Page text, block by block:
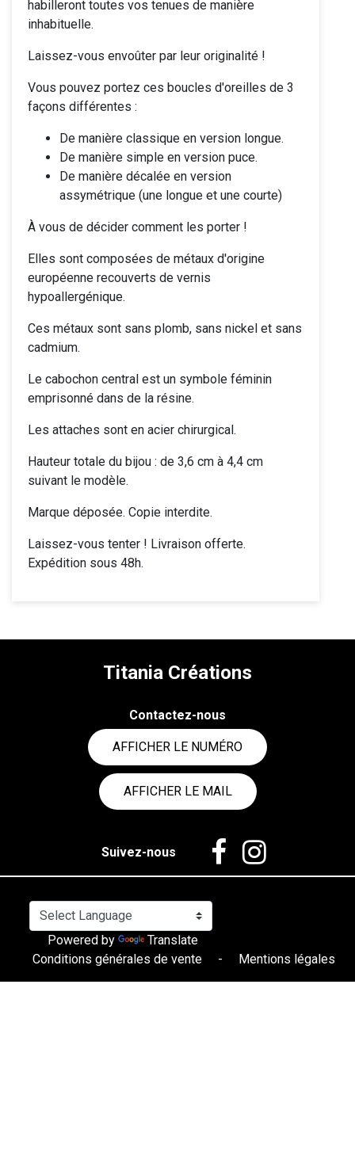
habilleront toutes vos tenues de manière
inhabituelle.
Laissez-vous envoûter par leur originalité !
Vous pouvez portez ces boucles d'oreilles de 3
façons différentes :
De manière classique en version longue.
De manière simple en version puce.
De manière décalée en version
assymétrique (une longue et une courte)
À vous de décider comment les porter !
Elles sont composées de métaux d'origine
européenne recouverts de vernis
hypoallergénique.
Ces métaux sont sans plomb, sans nickel et sans
cadmium.
Le cabochon central est un symbole féminin
emprisonné dans de la résine.
Les attaches sont en acier chirurgical.
Hauteur totale du bijou : de 3,6 cm à 4,4 cm
suivant le modèle.
Marque déposée. Copie interdite.
Laissez-vous tenter ! Livraison offerte.
Expédition sous 48h.
Titania Créations
Contactez-nous
AFFICHER LE NUMÉRO
AFFICHER LE MAIL
Suivez-nous
Powered by
Translate
Conditions générales de vente
- Mentions légales